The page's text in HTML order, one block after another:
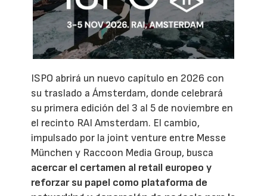
ISPO abrirá un nuevo capítulo en 2026 con
su traslado a Ámsterdam, donde celebrará
su primera edición del 3 al 5 de noviembre en
el recinto RAI Amsterdam. El cambio,
impulsado por la joint venture entre Messe
München y Raccoon Media Group, busca
acercar el certamen al retail europeo y
reforzar su papel como plataforma de